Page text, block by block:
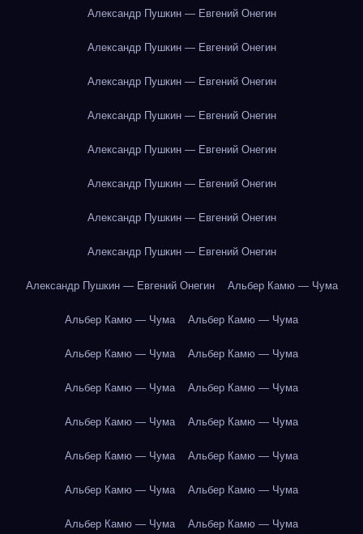
Александр Пушкин — Евгений Онегин
Александр Пушкин — Евгений Онегин
Александр Пушкин — Евгений Онегин
Александр Пушкин — Евгений Онегин
Александр Пушкин — Евгений Онегин
Александр Пушкин — Евгений Онегин
Александр Пушкин — Евгений Онегин
Александр Пушкин — Евгений Онегин
Александр Пушкин — Евгений Онегин Альбер Камю — Чума
Альбер Камю — Чума Альбер Камю — Чума
Альбер Камю — Чума Альбер Камю — Чума
Альбер Камю — Чума Альбер Камю — Чума
Альбер Камю — Чума Альбер Камю — Чума
Альбер Камю — Чума Альбер Камю — Чума
Альбер Камю — Чума Альбер Камю — Чума
Альбер Камю — Чума Альбер Камю — Чума